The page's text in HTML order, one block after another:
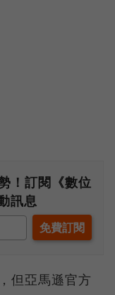
！訂閱《數位
訊息
但亞馬遜官方